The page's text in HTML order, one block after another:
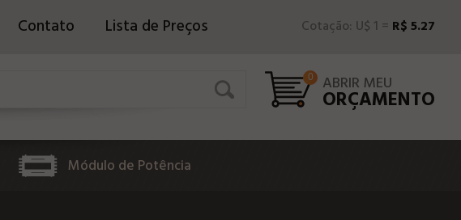
Contato Lista de Preços Cotação: U$ 1 = R$ 5.27
0 ABRIR MEU
ORÇAMENTO
Módulo de Potência